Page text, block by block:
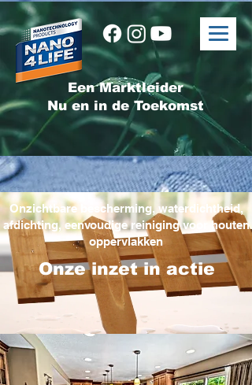
Een Marktleider
Nu en in de Toekomst
Onzichtbare bescherming, waterdichtheid,
afdichting, eenvoudige reiniging voor houten
oppervlakken
Onze inzet in actie